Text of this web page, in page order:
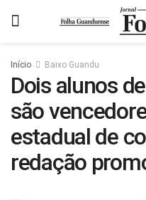
Início Baixo Guandu
Dois alunos
são
estadual de
redação